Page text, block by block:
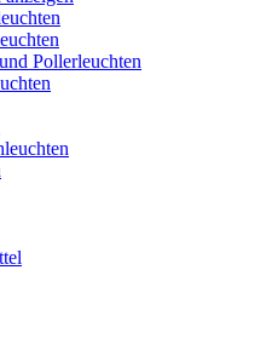
Pollerleuchten